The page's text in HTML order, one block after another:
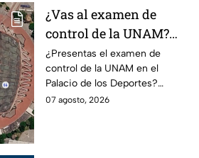
¿Vas al examen de
control de la UNAM?
Así puedes llegar al
Palacio de los Deportes
en Metro, camión y
Metrobús
¿Presentas el examen de
control de la UNAM en el
Palacio de los Deportes?
Consulta cómo llegar en
07 agosto, 2026